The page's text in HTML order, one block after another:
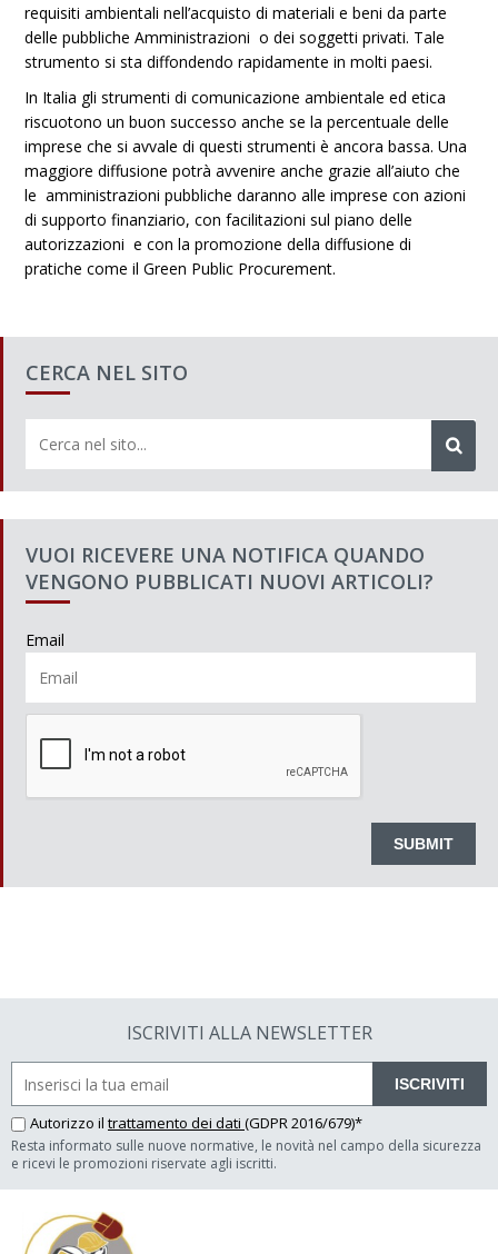
requisiti ambientali nell’acquisto di materiali e beni da parte
delle pubbliche Amministrazioni o dei soggetti privati. Tale
strumento si sta diffondendo rapidamente in molti paesi.
In Italia gli strumenti di comunicazione ambientale ed etica
riscuotono un buon successo anche se la percentuale delle
imprese che si avvale di questi strumenti è ancora bassa. Una
maggiore diffusione potrà avvenire anche grazie all’aiuto che
le amministrazioni pubbliche daranno alle imprese con azioni
di supporto finanziario, con facilitazioni sul piano delle
autorizzazioni e con la promozione della diffusione di
pratiche come il Green Public Procurement.
CERCA NEL SITO
VUOI RICEVERE UNA NOTIFICA QUANDO
VENGONO PUBBLICATI NUOVI ARTICOLI?
Email
ISCRIVITI ALLA NEWSLETTER
ISCRIVITI
Autorizzo il trattamento dei dati (GDPR 2016/679)*
Resta informato sulle nuove normative, le novità nel campo della sicurezza
e ricevi le promozioni riservate agli iscritti.